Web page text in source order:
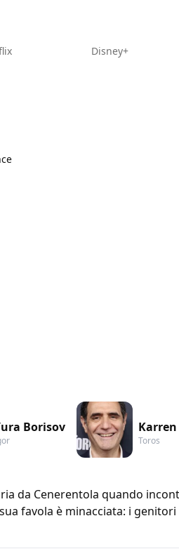
Disney+
Borisov
Toros
da Cenerentola quando
favola è minacciata: i